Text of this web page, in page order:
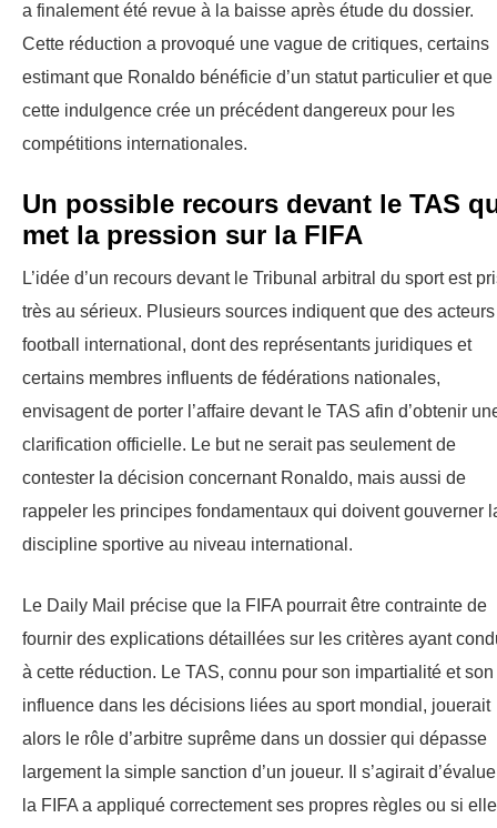
a finalement été revue à la baisse après étude du dossier.
Cette réduction a provoqué une vague de critiques, certains
estimant que Ronaldo bénéficie d’un statut particulier et que
cette indulgence crée un précédent dangereux pour les
compétitions internationales.
Un possible recours devant le TAS
met la pression sur la FIFA
L’idée d’un recours devant le Tribunal arbitral du sport est
très au sérieux. Plusieurs sources indiquent que des
football international, dont des représentants juridiques et
certains membres influents de fédérations nationales,
envisagent de porter l’affaire devant le TAS afin d’obtenir
clarification officielle. Le but ne serait pas seulement de
contester la décision concernant Ronaldo, mais aussi de
rappeler les principes fondamentaux qui doivent gouverner
discipline sportive au niveau international.
Le Daily Mail précise que la FIFA pourrait être contrainte de
fournir des explications détaillées sur les critères ayant
à cette réduction. Le TAS, connu pour son impartialité et son
influence dans les décisions liées au sport mondial, jouerait
alors le rôle d’arbitre suprême dans un dossier qui dépasse
largement la simple sanction d’un joueur. Il s’agirait
la FIFA a appliqué correctement ses propres règles ou si